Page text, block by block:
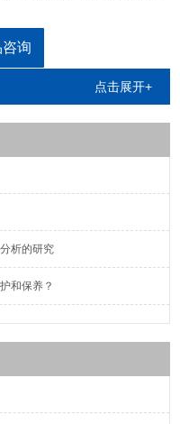
不锈钢，304不锈钢，支持
询
点击展开+
析的研究
和保养？